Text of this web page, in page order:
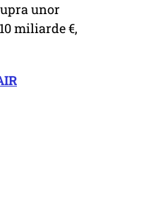
unor
miliarde €,